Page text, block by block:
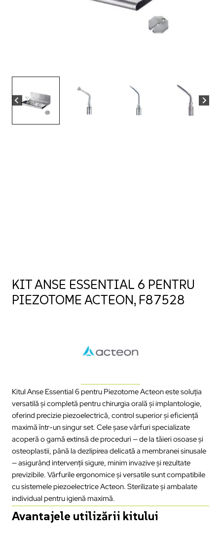
KIT ANSE ESSENTIAL 6 PENTRU
PIEZOTOME ACTEON, F87528
Kitul Anse Essential 6 pentru Piezotome Acteon este soluția
versatilă și completă pentru chirurgia orală și implantologie,
oferind precizie piezoelectrică, control superior și eficiență
maximă într-un singur set. Cele șase vârfuri specializate
acoperă o gamă extinsă de proceduri — de la tăieri osoase și
osteoplastii, până la dezlipirea delicată a membranei sinusale
— asigurând intervenții sigure, minim invazive și rezultate
previzibile. Vârfurile ergonomice și versatile sunt compatibile
cu sistemele piezoelectrice Acteon. Sterilizate și ambalate
individual pentru igienă maximă.
Avantajele utilizării kitului